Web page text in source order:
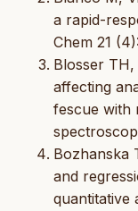
a rapid-
Chem 21
Blosser
affecting
fescue with
Bozhanska
and
quantitative